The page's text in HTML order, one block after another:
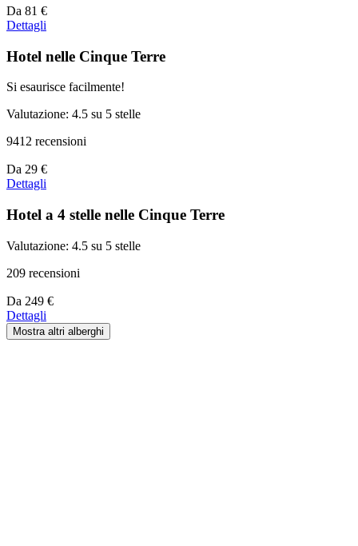
Prezzo
a
da
Da 81 €
Dettagli
Hotel nelle Cinque Terre
Si esaurisce facilmente!
Valutazione: 4.5 su 5 stelle
9412 recensioni
Prezzo
a
da
Da 29 €
Dettagli
Hotel a 4 stelle nelle Cinque Terre
Valutazione: 4.5 su 5 stelle
209 recensioni
Prezzo
a
partire
da
Da 249 €
Dettagli
Mostra altri alberghi